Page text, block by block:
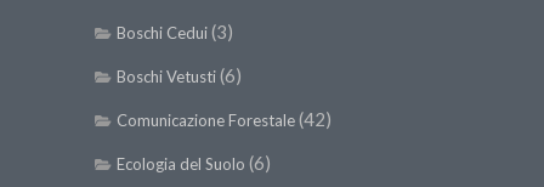
Boschi Cedui(3)
Boschi Vetusti(6)
Comunicazione Forestale(42)
Ecologia del Suolo (6)